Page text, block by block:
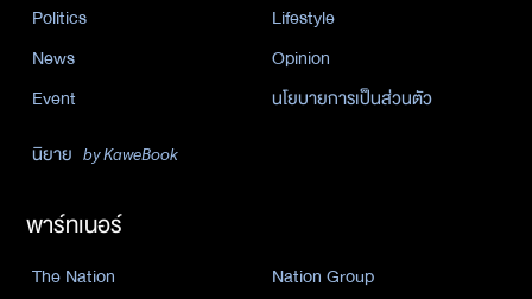
Politics
Lifestyle
News
Opinion
Event
นโยบายการเป็นส่วนตัว
นิยาย by KaweBook
พาร์ทเนอร์
The Nation
Nation Group